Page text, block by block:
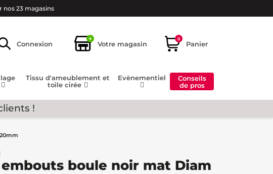
nos 23 magasins
Connexion
+
Votre magasin
0
Panier
Tissu d'ameublement et
toile cirée
Evènementiel
Conseils
de pros
!
boule noir mat Diam